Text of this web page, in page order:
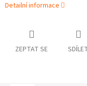
Detailní informace
ZEPTAT SE